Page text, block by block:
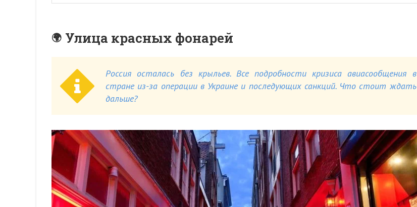
Улица красных фонарей
Россия осталась без крыльев. Все подробности кризиса авиасообщения в
стране из-за операции в Украине и последующих санкций. Что стоит ждать
дальше?